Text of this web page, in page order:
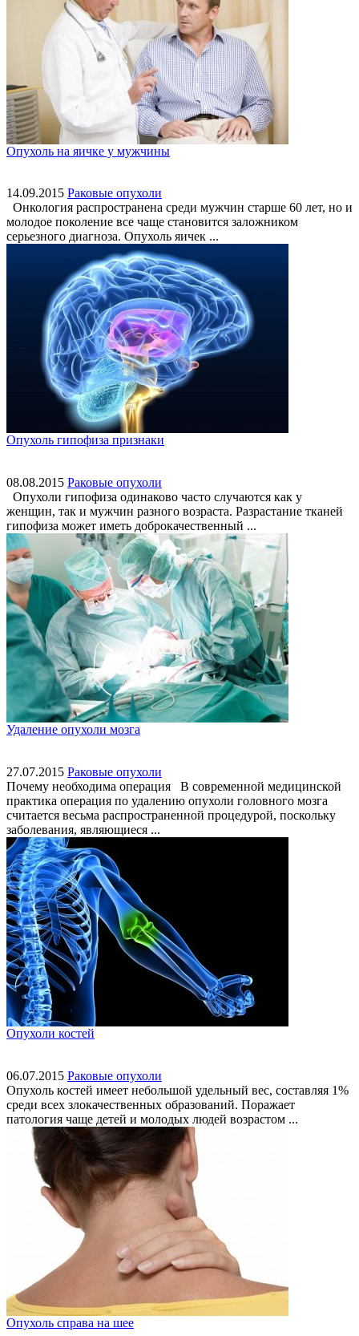
Опухоль на яичке у мужчины
14.09.2015 Раковые опухоли
Онкология распространена среди мужчин старше 60 лет, но и
молодое поколение все чаще становится заложником
серьезного диагноза. Опухоль яичек ...
Опухоль гипофиза признаки
08.08.2015 Раковые опухоли
Опухоли гипофиза одинаково часто случаются как у
женщин, так и мужчин разного возраста. Разрастание тканей
гипофиза может иметь доброкачественный ...
Удаление опухоли мозга
27.07.2015 Раковые опухоли
Почему необходима операция В современной медицинской
практика операция по удалению опухоли головного мозга
считается весьма распространенной процедурой, поскольку
заболевания, являющиеся ...
Опухоли костей
06.07.2015 Раковые опухоли
Опухоль костей имеет небольшой удельный вес, составляя 1%
среди всех злокачественных образований. Поражает
патология чаще детей и молодых людей возрастом ...
Опухоль справа на шее